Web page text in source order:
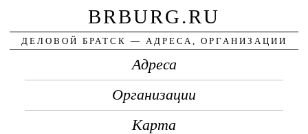
BRBURG.RU
ДЕЛОВОЙ БРАТСК — АДРЕСА, ОРГАНИЗАЦИИ
Адреса
Организации
Карта